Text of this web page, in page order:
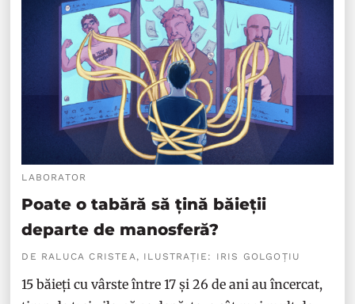
LABORATOR
Poate o tabără să țină băieții
departe de manosferă?
DE RALUCA CRISTEA, ILUSTRAȚIE: IRIS GOLGOȚIU
15 băieți cu vârste între 17 și 26 de ani au încercat,